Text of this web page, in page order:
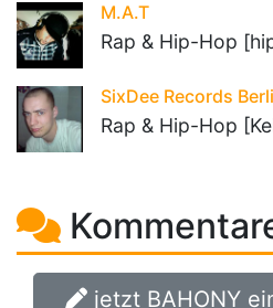
M.A.T
Rap & Hip-Hop
SixDee Records
Rap & Hip-Hop
jetzt BAHONY